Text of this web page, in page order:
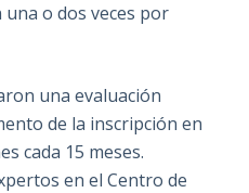
o dos veces por
una evaluación
de la inscripción en
cada 15 meses.
en el Centro de